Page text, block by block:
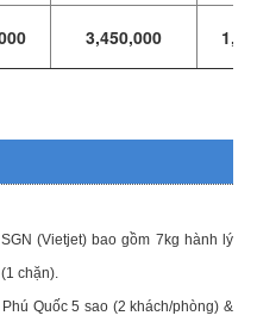
3,450,000
(Vietjet) bao gồm 7kg hành lý
chặn).
Quốc 5 sao (2 khách/phòng) &